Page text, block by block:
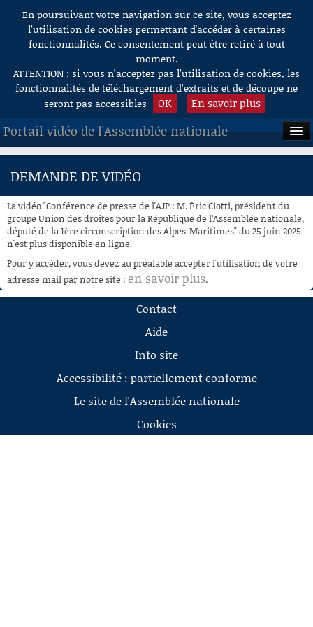
Aller au contenu
En poursuivant votre navigation sur ce site, vous acceptez
l’utilisation de cookies permettant d'accéder à certaines
fonctionnalités. Ce consentement peut être retiré à tout
moment.
ATTENTION : si vous n’acceptez pas l’utilisation de cookies, les
fonctionnalités de téléchargement d’extraits et de découpe ne
seront pas accessibles
OK En savoir plus
Portail vidéo de l'Assemblée nationale
ACCUEIL
À LA DEMANDE
RECHERCHE
AIDE À LA DÉCOUPE
DE VIDÉOS
DEMANDE DE VIDÉO
La vidéo "Conférence de presse de l'AJP : M. Éric Ciotti, président du
groupe Union des droites pour la République de l’Assemblée nationale,
député de la 1ère circonscription des Alpes-Maritimes" du 25 juin 2025
n'est plus disponible en ligne.
Pour y accéder, vous devez au préalable accepter l'utilisation de votre
adresse mail par notre site : en savoir plus.
Contact
Aide
Info site
Accessibilité : partiellement conforme
Le site de l'Assemblée nationale
Cookies